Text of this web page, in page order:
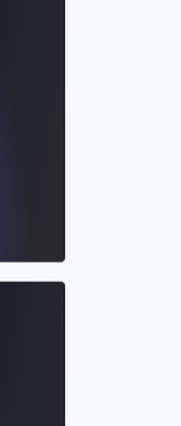
vos
and Chicago